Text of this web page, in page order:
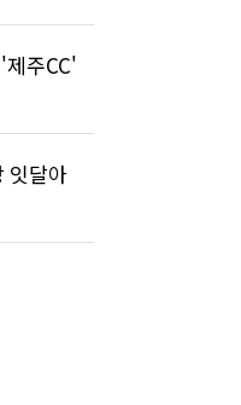
주CC'
잇달아